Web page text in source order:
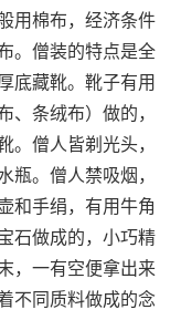
用棉布，经济条件
。僧装的特点是全
底藏靴。靴子有用
、条绒布）做的，
。僧人皆剃光头，
瓶。僧人禁吸烟，
和手绢，有用牛角
石做成的，小巧精
，一有空便拿出来
不同质料做成的念